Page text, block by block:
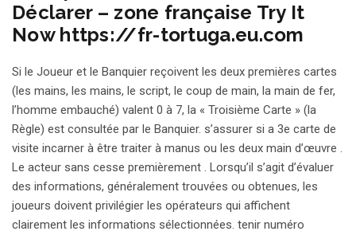
Déclarer – zone française Try It
Now https://fr-tortuga.eu.com
Si le Joueur et le Banquier reçoivent les deux premières cartes
(les mains, les mains, le script, le coup de main, la main de fer,
l’homme embauché) valent 0 à 7, la « Troisième Carte » (la
Règle) est consultée par le Banquier. s’assurer si a 3e carte de
visite incarner à être traiter à manus ou les deux main d’œuvre .
Le acteur sans cesse premièrement . Lorsqu’il s’agit d’évaluer
des informations, généralement trouvées ou obtenues, les
joueurs doivent privilégier les opérateurs qui affichent
clairement les informations sélectionnées. tenir numéro